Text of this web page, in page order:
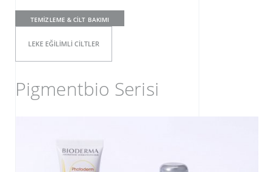
TEMIZLEME & CILT BAKIMI
LEKE EĞILIMLI CILTLER
Pigmentbio Serisi